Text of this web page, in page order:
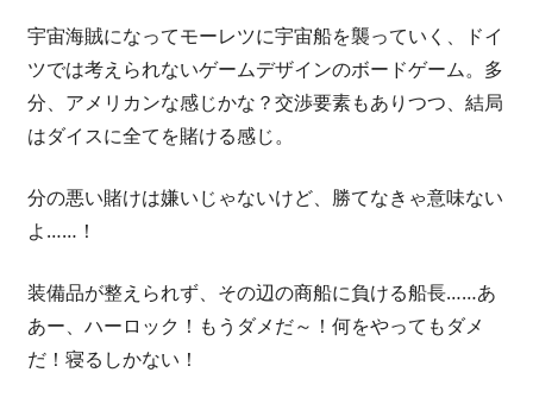
宇宙海賊になってモーレツに宇宙船を襲っていく、ドイ
ツでは考えられないゲームデザインのボードゲーム。多
分、アメリカンな感じかな？交渉要素もありつつ、結局
はダイスに全てを賭ける感じ。
分の悪い賭けは嫌いじゃないけど、勝てなきゃ意味ない
よ……！
装備品が整えられず、その辺の商船に負ける船長……あ
あー、ハーロック！もうダメだ～！何をやってもダメ
だ！寝るしかない！